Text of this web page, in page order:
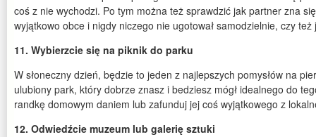
coś z nie wychodzi. Po tym można też sprawdzić jak partner zna
wyjątkowo obce i nigdy niczego nie ugotował samodzielnie, czy
11. Wybierzcie się na piknik do parku
W słoneczny dzień, będzie to jeden z najlepszych pomysłów na
ulubiony park, który dobrze znasz i bedziesz mógł idealnego do
randkę domowym daniem lub zafunduj jej coś wyjątkowego z
12. Odwiedźcie muzeum lub galerię sztuki